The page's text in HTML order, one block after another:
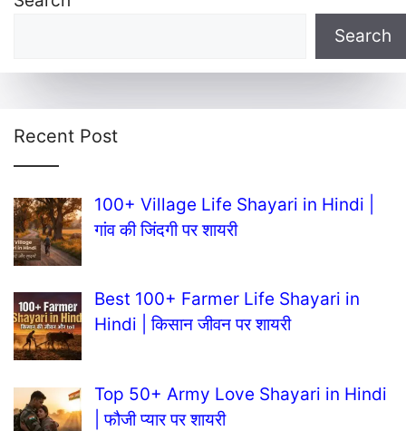
Search
Recent Post
100+ Village Life Shayari in Hindi |
गांव की जिंदगी पर शायरी
Best 100+ Farmer Life Shayari in
Hindi | किसान जीवन पर शायरी
Top 50+ Army Love Shayari in Hindi
| फौजी प्यार पर शायरी